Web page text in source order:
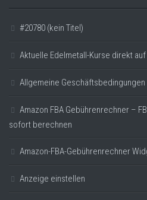
#20780 (kein Titel)
Aktuelle Edelmetall-Kurse direkt
Allgemeine Geschäftsbedingungen
Amazon FBA Gebührenrechner –
sofort berechnen
Amazon-FBA-Gebührenrechner
Anzeige einstellen